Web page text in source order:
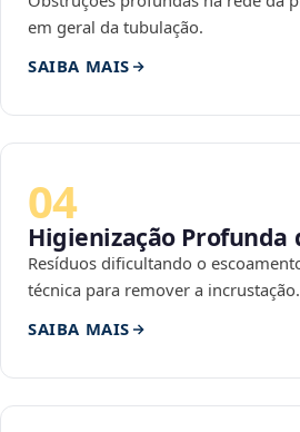
em geral da tubulação.
SAIBA MAIS
04
Higienização Profunda
Resíduos dificultando o
técnica para remover a incrustação.
SAIBA MAIS